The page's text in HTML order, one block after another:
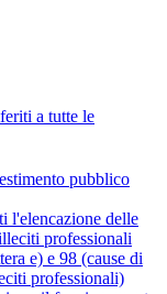
a tutte le
pubblico
l'elencazione delle
professionali
e) e 98 (cause di
professionali)